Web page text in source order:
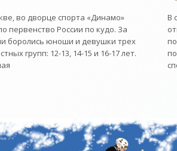
во дворце спорта «Динамо»
первенство России по кудо. За
боролись юноши и девушки трех
групп: 12-13, 14-15 и 16-17 лет.
В